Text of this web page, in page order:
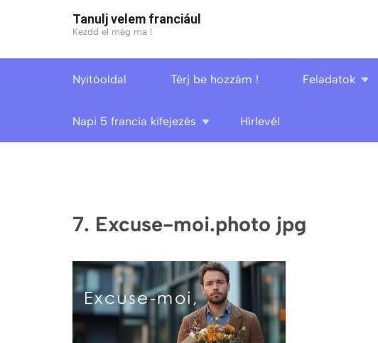
Tanulj velem franciául
Kezdd el még ma !
Nyitóoldal Térj be hozzám ! Feladatok
Napi 5 francia kifejezés Hírlevél
7. Excuse-moi.photo jpg